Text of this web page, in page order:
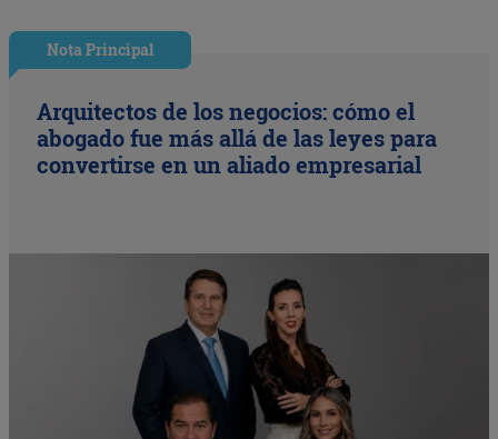
Nota Principal
Arquitectos de los negocios: cómo el
abogado fue más allá de las leyes para
convertirse en un aliado empresarial